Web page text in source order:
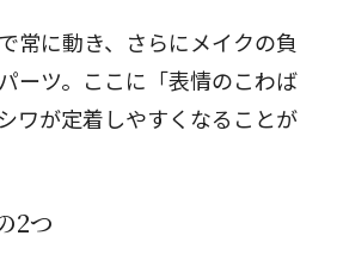
常に動き、さらにメイクの負
ーツ。ここに「表情のこわば
ワが定着しやすくなることが
2つ